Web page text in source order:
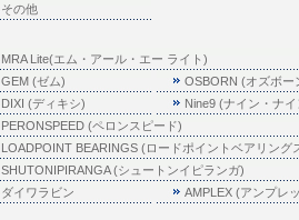
その他
MRA Lite(エム・アール・エー ライト)
GEM (ゼム)
OSBORN (オズボー
DIXI (ディキシ)
Nine9 (ナイン・ナイ
PERONSPEED (ペロンスピード)
LOADPOINT BEARINGS (ロードポイントベアリング
SHUTONIPIRANGA (シュートンイピランガ)
ダイワラビン
AMPLEX (アンプレ